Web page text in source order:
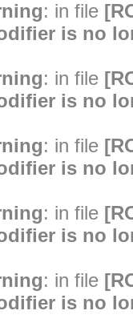
: in file
is no
: in file
is no
: in file
is no
: in file
is no
: in file
is no